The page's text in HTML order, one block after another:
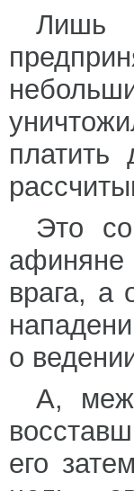
Лишь
Это
врага, а
о
А,
его